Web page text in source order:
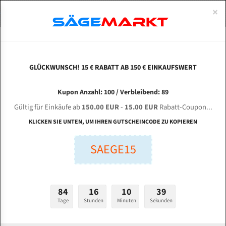
Bandsägeblätter für Black & Decker
ABOUTS
ENGLISH
Bi-Metall Meterware
Fleischerei Bandsägeblätter
Bandmesser Glatt Meterware
Konvex Meterware
×
GLÜCKWUNSCH! 15 € RABATT AB 150 € EINKAUFSWERT
Kupon Anzahl: 100 / Verbleibend: 89
Gültig für Einkäufe ab150.00 EUR- 15.00 EURRabatt-Coupon...
KLICKEN SIE UNTEN, UM IHREN GUTSCHEINCODE ZU KOPIEREN
SAEGE15
84
Tage
16
Stunden
10
Minuten
38
Sekunden